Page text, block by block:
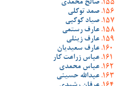
صالح محمدی
صمد توکلی
صیاد کوکبی
عارف رستمی
عارف زینلی
عارف سعیدیان
عباس زراعت کار
عباس محمدی
عبدالله حسینی